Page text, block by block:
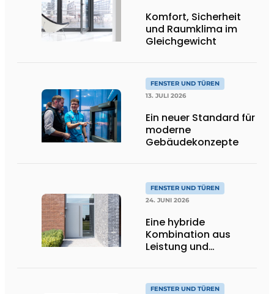
Komfort, Sicherheit
und Raumklima im
Gleichgewicht
FENSTER UND TÜREN
13. JULI 2026
Ein neuer Standard für
moderne
Gebäudekonzepte
FENSTER UND TÜREN
24. JUNI 2026
Eine hybride
Kombination aus
Leistung und
FENSTER UND TÜREN